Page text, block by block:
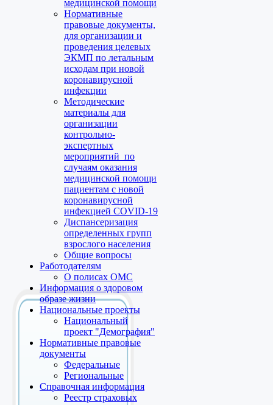
медицинской помощи
Нормативные
правовые документы,
для организации и
проведения целевых
ЭКМП по летальным
исходам при новой
коронавирусной
инфекции
Методические
материалы для
организации
контрольно-
экспертных
мероприятий по
случаям оказания
медицинской помощи
пациентам с новой
коронавирусной
инфекцией COVID-19
Диспансеризация
определенных групп
взрослого населения
Общие вопросы
Работодателям
О полисах ОМС
Информация о здоровом
образе жизни
Национальные проекты
Национальный
проект "Демография"
Нормативные правовые
документы
Федеральные
Региональные
Справочная информация
Реестр страховых